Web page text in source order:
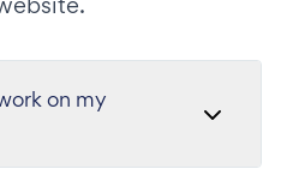
on my